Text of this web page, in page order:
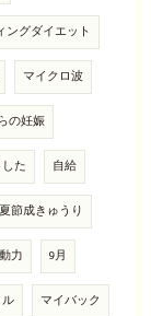
ングダイエット
マイクロ波
の妊娠
た 自給
夏節成きゅうり
力 9月
マイバック